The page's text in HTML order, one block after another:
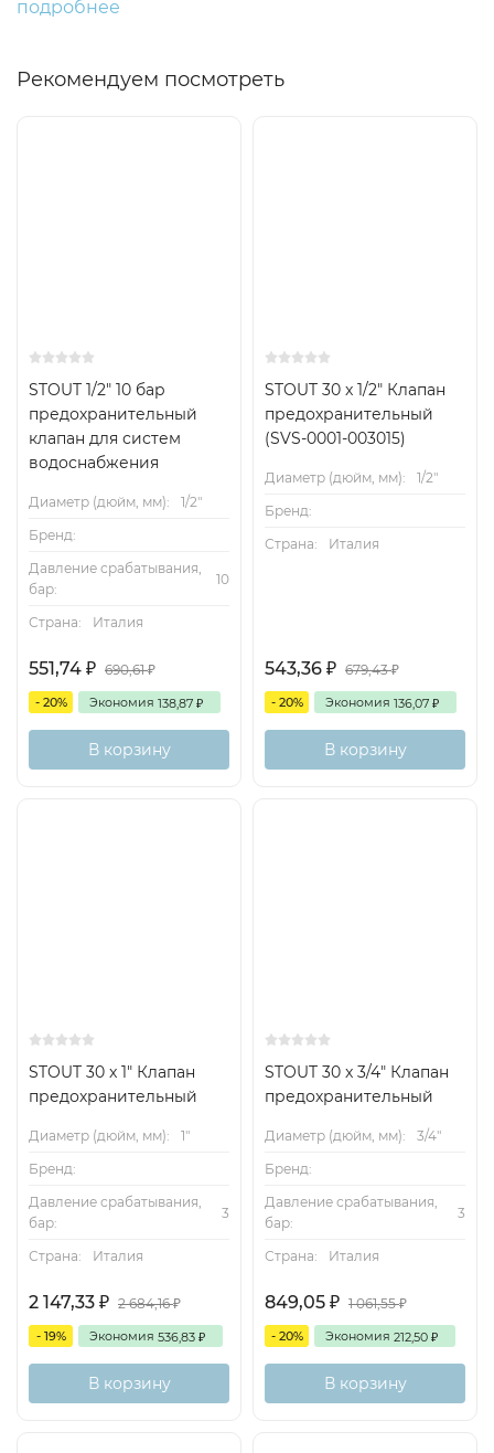
подробнее
Рекомендуем посмотреть
STOUT 1/2" 10 бар
предохранительный
клапан для систем
водоснабжения
Диаметр (дюйм, мм):
1/2"
Бренд:
Давление срабатывания,
бар:
10
Страна: Италия
551,74 ₽ 690,61₽
- 20% Экономия 138,87 ₽
В корзину
STOUT 30 x 1/2" Клапан
предохранительный
(SVS-0001-003015)
Диаметр (дюйм, мм):
1/2"
Бренд:
Страна:
Италия
543,36 ₽ 679,43₽
- 20% Экономия 136,07 ₽
В корзину
STOUT 30 x 1" Клапан
предохранительный
Диаметр (дюйм, мм):
1"
Бренд:
Давление срабатывания,
бар:
3
Страна: Италия
2 147,33 ₽ 2 684,16₽
- 19% Экономия 536,83 ₽
В корзину
STOUT 30 x 3/4" Клапан
предохранительный
Диаметр (дюйм, мм):
3/4"
Бренд:
Давление срабатывания,
бар:
3
Страна: Италия
849,05 ₽ 1 061,55₽
- 20% Экономия 212,50 ₽
В корзину